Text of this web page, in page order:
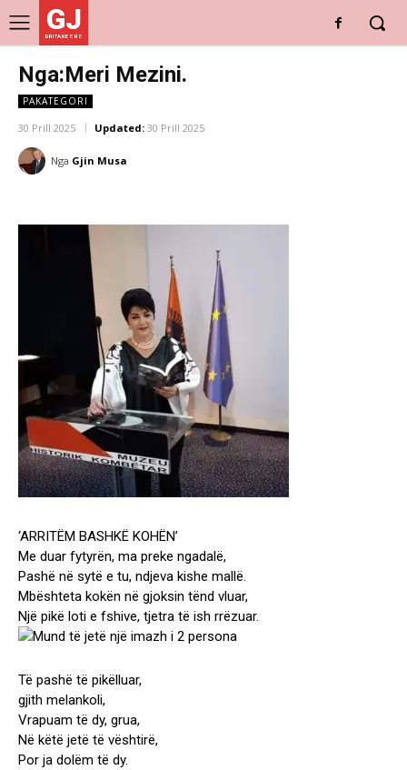
GJ
DRITARE E RE
Nga:Meri Mezini.
PAKATEGORI
30 Prill 2025 Updated: 30 Prill 2025
Nga Gjin Musa
‘ARRITËM BASHKË KOHËN’
Me duar fytyrën, ma preke ngadalë,
Pashë në sytë e tu, ndjeva kishe mallë.
Mbështeta kokën në gjoksin tënd vluar,
Një pikë loti e fshive, tjetra të ish rrëzuar.
Të pashë të pikëlluar,
gjith melankoli,
Vrapuam të dy, grua,
Në këtë jetë të vështirë,
Por ja dolëm të dy.